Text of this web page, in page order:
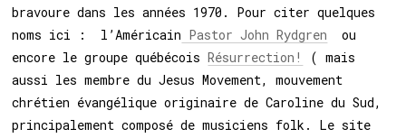
bravoure dans les années 1970. Pour citer quelques
noms ici : l’Américain Pastor John Rydgren
ou
encore le groupe québécoisRésurrection! ( mais
aussi les membre du Jesus Movement, mouvement
chrétien évangélique originaire de Caroline du Sud,
principalement composé de musiciens folk. Le site